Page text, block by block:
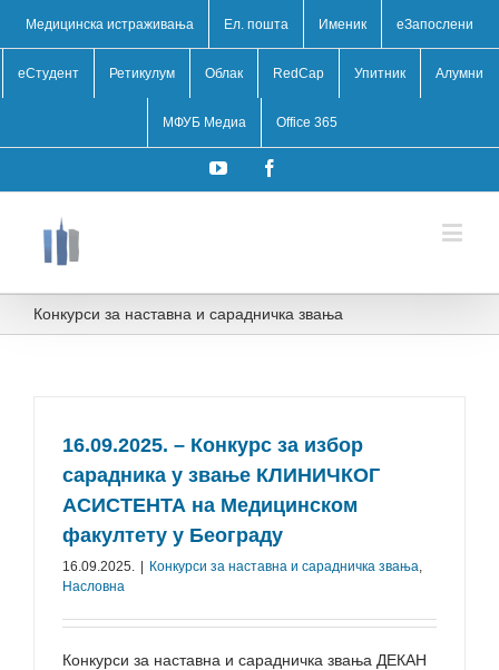
Медицинска истраживања Ел. пошта Именик eЗапослени
еСтудент Ретикулум Облак RedCap Упитник Алумни
МФУБ Медиа Office 365
YouTube
Конкурси за наставна и сарадничка звања
16.09.2025. – Конкурс за избор
сарадника у звање КЛИНИЧКОГ
АСИСТЕНТА на Медицинском
факултету у Београду
16.09.2025. Конкурси за наставна и сарадничка звања,
Насловна
Конкурси за наставна и сарадничка звања ДЕКАН